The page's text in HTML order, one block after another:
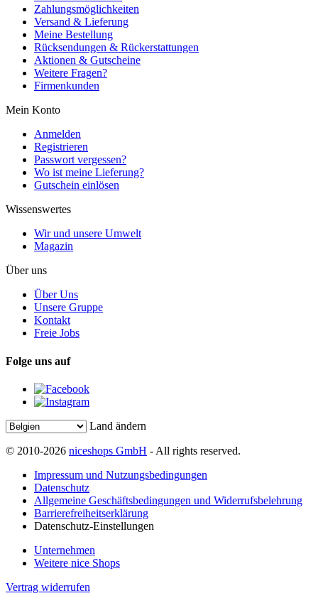
Zahlungsmöglichkeiten
Versand & Lieferung
Meine Bestellung
Rücksendungen & Rückerstattungen
Aktionen & Gutscheine
Weitere Fragen?
Firmenkunden
Mein Konto
Anmelden
Registrieren
Passwort vergessen?
Wo ist meine Lieferung?
Gutschein einlösen
Wissenswertes
Wir und unsere Umwelt
Magazin
Über uns
Über Uns
Unsere Gruppe
Kontakt
Freie Jobs
Folge uns auf
Land ändern
© 2010-2026 niceshops GmbH - All rights reserved.
Impressum und Nutzungsbedingungen
Datenschutz
Allgemeine Geschäftsbedingungen und Widerrufsbelehrung
Barrierefreiheitserklärung
Datenschutz-Einstellungen
Unternehmen
Weitere nice Shops
Vertrag widerrufen